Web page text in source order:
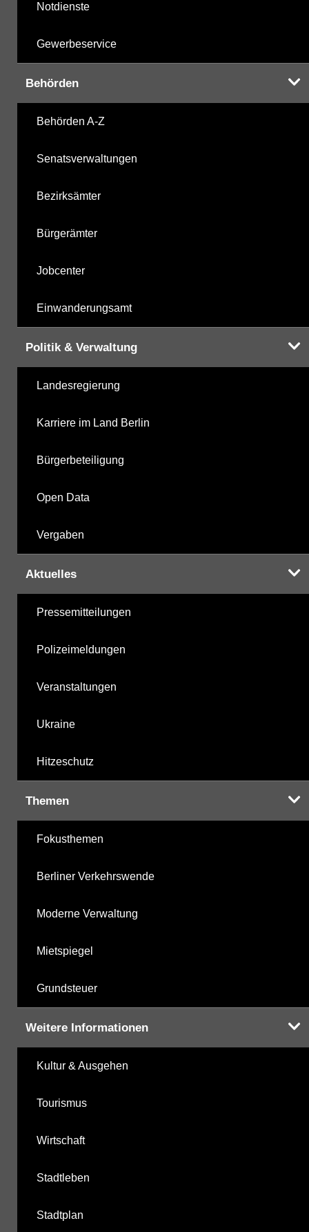
Notdienste
Gewerbeservice
Behörden
Behörden A-Z
Senatsverwaltungen
Bezirksämter
Bürgerämter
Jobcenter
Einwanderungsamt
Politik & Verwaltung
Landesregierung
Karriere im Land Berlin
Bürgerbeteiligung
Open Data
Vergaben
Aktuelles
Pressemitteilungen
Polizeimeldungen
Veranstaltungen
Ukraine
Hitzeschutz
Themen
Fokusthemen
Berliner Verkehrswende
Moderne Verwaltung
Mietspiegel
Grundsteuer
Weitere Informationen
Kultur & Ausgehen
Tourismus
Wirtschaft
Stadtleben
Stadtplan